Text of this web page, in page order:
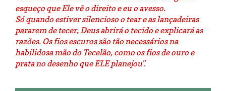
esqueço que Ele vê o direito e eu o avesso.
Só quando estiver silencioso o tear e as lançadeiras
pararem de tecer, Deus abrirá o tecido e explicará as
razões. Os fios escuros são tão necessários na
habilidosa mão do Tecelão, como os fios de ouro e
prata no desenho que ELE planejou".